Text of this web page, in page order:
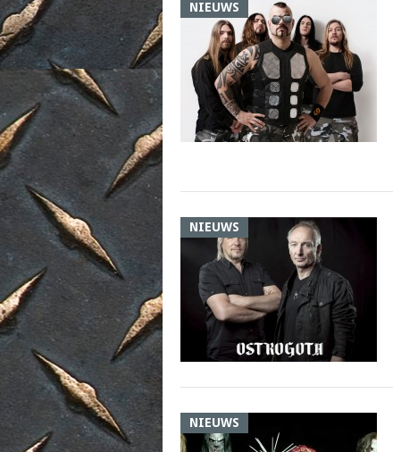
NIEUWS
NIEUWS
NIEUWS